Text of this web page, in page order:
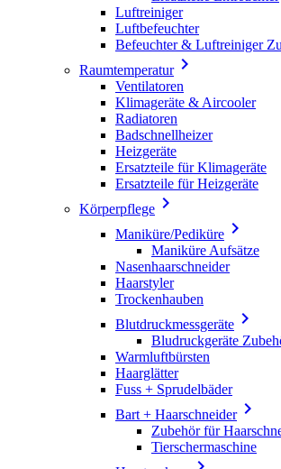
Luftreiniger
Luftbefeuchter
Befeuchter & Luftreiniger
Raumtemperatur
Ventilatoren
Klimageräte & Aircooler
Radiatoren
Badschnellheizer
Heizgeräte
Ersatzteile für Klimageräte
Ersatzteile für Heizgeräte
Körperpflege 
Maniküre/Pediküre 
Maniküre Aufsätze
Nasenhaarschneider
Haarstyler
Trockenhauben
Blutdruckmessgeräte 
Bludruckgeräte
Warmluftbürsten
Haarglätter
Fuss + Sprudelbäder
Bart + Haarschneider
Zubehör für
Tierschermaschine